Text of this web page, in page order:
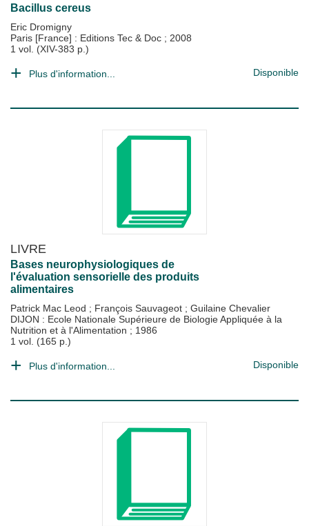
Bacillus cereus
Eric Dromigny
Paris [France] : Editions Tec & Doc ; 2008
1 vol. (XIV-383 p.)
Plus d'information... Disponible
LIVRE
Bases neurophysiologiques de
l'évaluation sensorielle des produits
alimentaires
Patrick Mac Leod ; François Sauvageot ; Guilaine Chevalier
DIJON : Ecole Nationale Supérieure de Biologie Appliquée à la
Nutrition et à l'Alimentation ; 1986
1 vol. (165 p.)
Plus d'information... Disponible